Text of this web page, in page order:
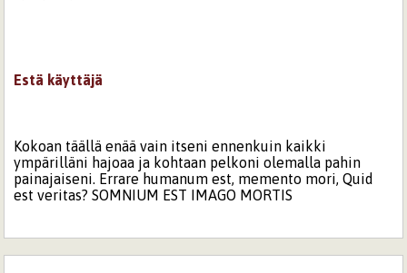
Estä käyttäjä
Kokoan täällä enää vain itseni ennenkuin kaikki
ympärilläni hajoaa ja kohtaan pelkoni olemalla pahin
painajaiseni. Errare humanum est, memento mori, Quid
est veritas? SOMNIUM EST IMAGO MORTIS